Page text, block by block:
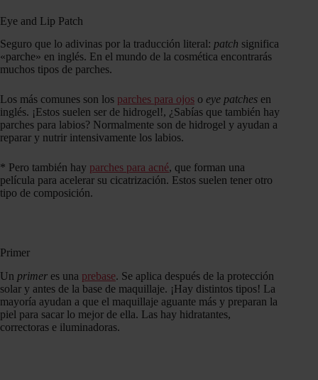
Eye and Lip Patch
Seguro que lo adivinas por la traducción literal: patch significa
«parche» en inglés. En el mundo de la cosmética encontrarás
muchos tipos de parches.
Los más comunes son los parches para ojos o eye patches en
inglés. ¡Estos suelen ser de hidrogel!, ¿Sabías que también hay
parches para labios? Normalmente son de hidrogel y ayudan a
reparar y nutrir intensivamente los labios.
* Pero también hay parches para acné, que forman una
película para acelerar su cicatrización. Estos suelen tener otro
tipo de composición.
Primer
Un primer es una prebase. Se aplica después de la protección
solar y antes de la base de maquillaje. ¡Hay distintos tipos! La
mayoría ayudan a que el maquillaje aguante más y preparan la
piel para sacar lo mejor de ella. Las hay hidratantes,
correctoras e iluminadoras.